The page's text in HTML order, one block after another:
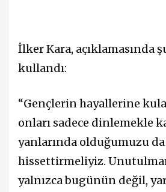
İlker Kara, açıklamasında
kullandı:
“Gençlerin hayallerine
onları sadece dinlemekle
yanlarında olduğumuzu da
hissettirmeliyiz.
yalnızca bugünün değil,